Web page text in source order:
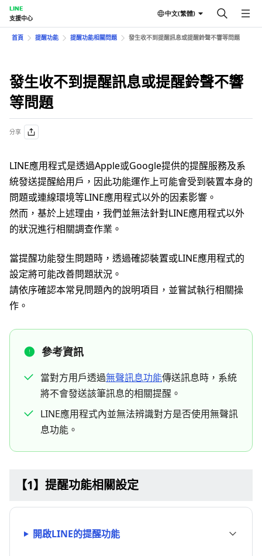
LINE
支援中心
中文(繁體)
首頁 提醒功能 提醒功能相關問題 發生收不到提醒訊息或提醒鈴聲不響等問題
發生收不到提醒訊息或提醒鈴聲不響
等問題
分享
LINE應用程式是透過Apple或Google提供的提醒服務及系
統發送提醒給用戶，因此功能運作上可能會受到裝置本身的
問題或連線環境等LINE應用程式以外的因素影響。
然而，基於上述理由，我們並無法針對LINE應用程式以外
的狀況進行相關調查作業。
當提醒功能發生問題時，透過確認裝置或LINE應用程式的
設定將可能改善問題狀況。
請依序確認本常見問題內的說明項目，並嘗試執行相關操
作。
參考資訊
當對方用戶透過無聲訊息功能傳送訊息時，系統
將不會發送該筆訊息的相關提醒。
LINE應用程式內並無法辨識對方是否使用無聲訊
息功能。
【1】提醒功能相關設定
開啟LINE的提醒功能